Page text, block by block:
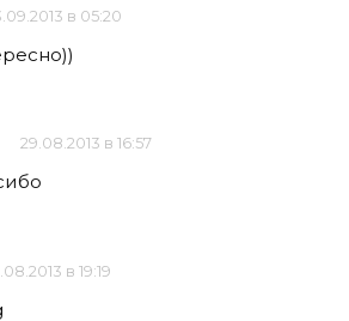
в 05:20
29.08.2013 в 16:57
в 19:19